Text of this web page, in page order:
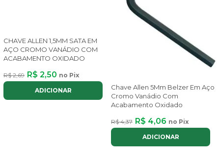
CHAVE ALLEN 1,5MM SATA EM
AÇO CROMO VANÁDIO COM
ACABAMENTO OXIDADO
R$ 2,69 R$ 2,50 no Pix
ADICIONAR
Chave Allen 5Mm Belzer Em Aço
Cromo Vanádio Com
Acabamento Oxidado
R$ 4,37 R$ 4,06 no Pix
ADICIONAR